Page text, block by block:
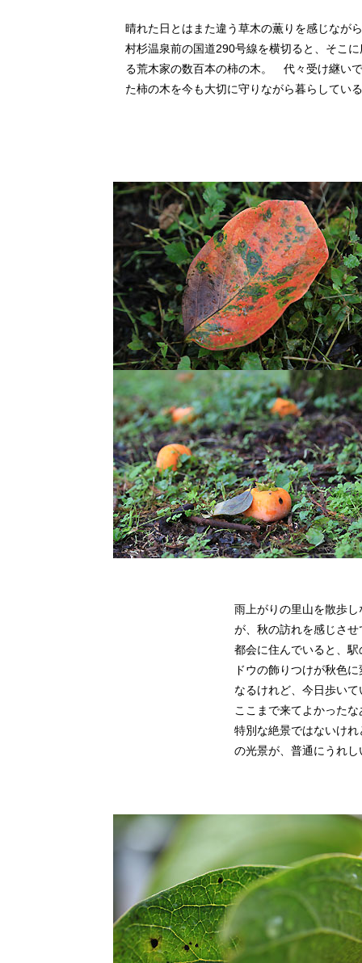
晴れた日とはまた違う草木の薫りを感じなが
村杉温泉前の国道290号線を横切ると、そこに
る荒木家の数百本の柿の木。 代々受け継い
た柿の木を今も大切に守りながら暮らしてい
雨上がりの里山を散歩
が、秋の訪れを感じさせ
都会に住んでいると、
ドウの飾りつけが秋色
なるけれど、今日歩い
ここまで来てよかった
特別な絶景ではないけ
の光景が、普通にうれ